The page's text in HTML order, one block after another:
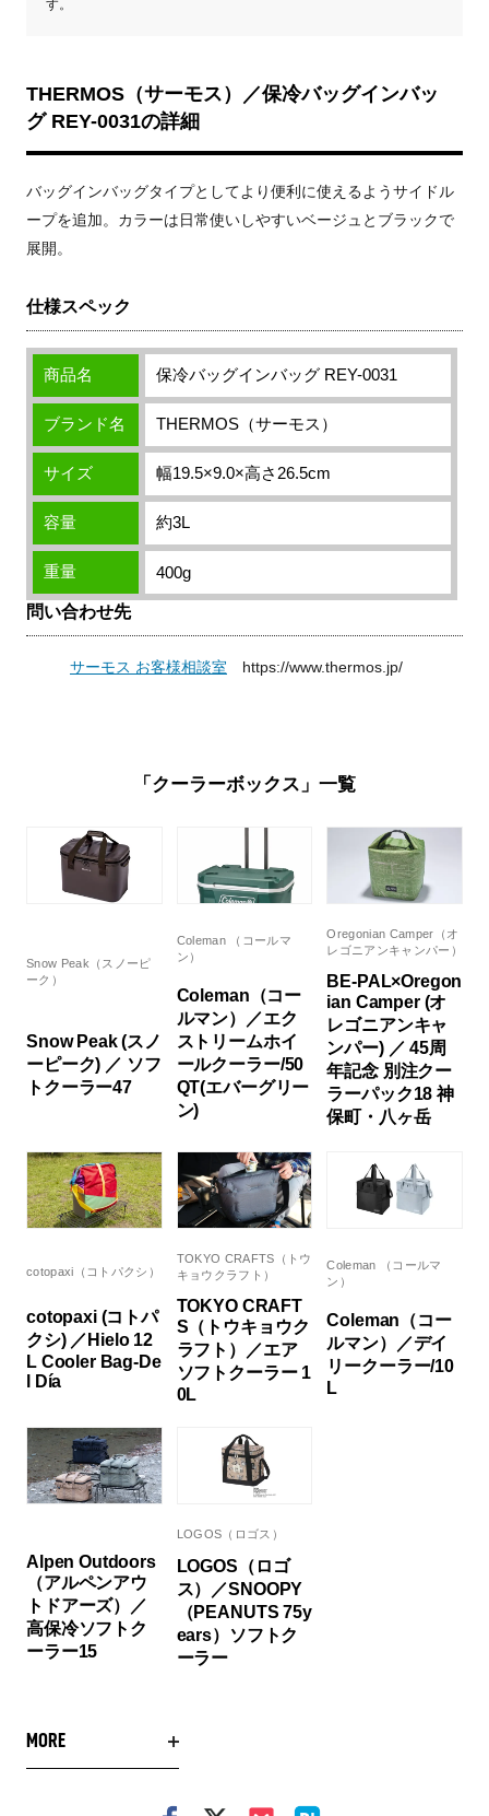
す。
THERMOS（サーモス）／保冷バッグインバッ
グ REY-0031の詳細
バッグインバッグタイプとしてより便利に使えるようサイドル
ープを追加。カラーは日常使いしやすいベージュとブラックで
展開。
仕様スペック
商品名 保冷バッグインバッグ REY-0031
ブランド名 THERMOS（サーモス）
サイズ 幅19.5×9.0×高さ26.5cm
容量 約3L
重量 400g
問い合わせ先
サーモス お客様相談室 https://www.thermos.jp/
「クーラーボックス」一覧
Snow Peak（スノーピ
ーク）
Snow Peak (スノ
ーピーク) ／ ソフ
トクーラー47
Coleman （コールマ
ン）
Coleman（コー
ルマン）／エク
ストリームホイ
ールクーラー/50
QT(エバーグリー
ン)
Oregonian Camper（オ
レゴニアンキャンパー）
BE-PAL×Oregon
ian Camper (オ
レゴニアンキャ
ンパー) ／ 45周
年記念 別注クー
ラーパック18 神
保町・八ヶ岳
cotopaxi（コトパクシ）
cotopaxi (コトパ
クシ) ／Hielo 12
L Cooler Bag-De
l Día
TOKYO CRAFTS（トウ
キョウクラフト）
TOKYO CRAFT
S（トウキョウク
ラフト）／エア
ソフトクーラー 1
0L
Coleman （コールマ
ン）
Coleman（コー
ルマン）／デイ
リークーラー/10
L
Alpen Outdoors
（アルペンアウ
トドアーズ）／
高保冷ソフトク
ーラー15
LOGOS（ロゴス）
LOGOS（ロゴ
ス）／SNOOPY
（PEANUTS 75y
ears）ソフトク
ーラー
MORE